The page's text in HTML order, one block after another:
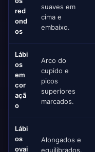
red
ond
os
suaves em
cima e
embaixo.
Lábi
os
em
cor
açã
o
Arco do
cupido e
picos
superiores
marcados.
Lábi
os
ovai
Alongados e
equilibrados.